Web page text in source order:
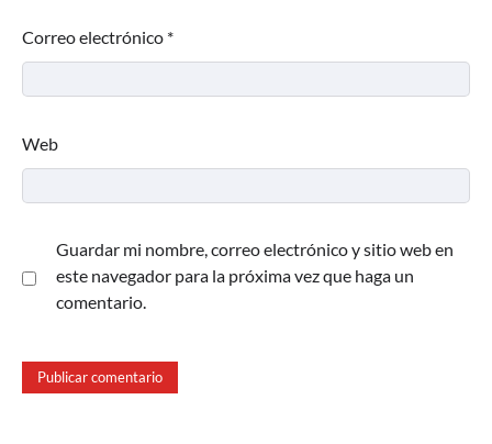
Correo electrónico *
Web
Guardar mi nombre, correo electrónico y sitio web en
este navegador para la próxima vez que haga un
comentario.